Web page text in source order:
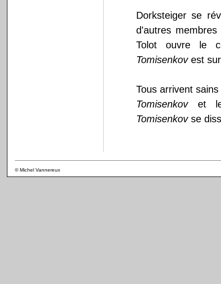
Dorksteiger se
d'autres
Tolot ouvre le
Tomisenkovest sur
Tous arrivent
Tomisenkovet le
Tomisenkovse
© Michel Vannereux